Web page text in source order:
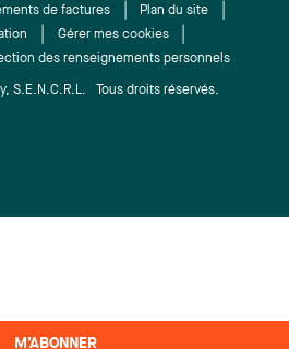
M’ABONNER
de factures
Plan du site
Gérer mes cookies
des renseignements personnels
S.E.N.C.R.L. Tous droits réservés.